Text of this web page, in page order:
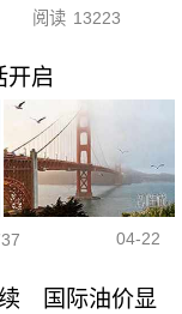
阅读 13223
开启
04-22
国际油价显